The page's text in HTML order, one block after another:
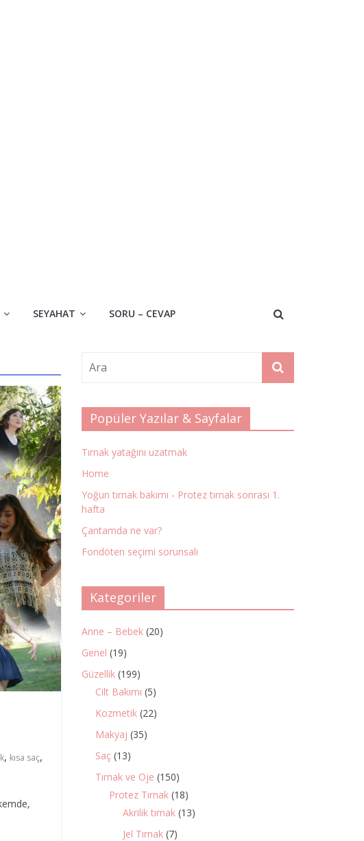
SEYAHAT SORU – CEVAP
, kısa saç,
Popüler Yazılar & Sayfalar
Tırnak yatağını uzatmak
Home
Yoğun tırnak bakımı - Protez tırnak sonrası 1.
hafta
Çantamda ne var?
Fondöten seçimi sorunsalı
Kategoriler
Anne – Bebek (20)
Genel (19)
Güzellik (199)
Cilt Bakımı (5)
Kozmetik (22)
Makyaj (35)
Saç (13)
Tırnak ve Oje (150)
Protez Tırnak (18)
Akrilik tırnak (13)
Jel Tırnak (7)